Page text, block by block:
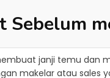
Sebelum
janji temu dan
makelar atau sales